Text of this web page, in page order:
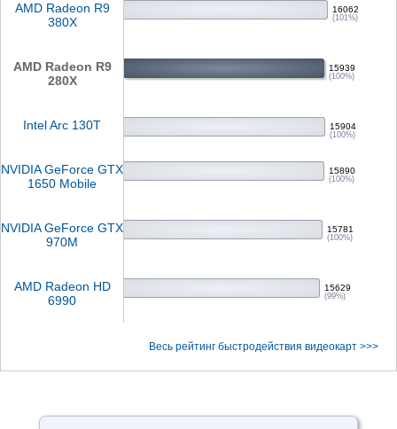
AMD Radeon R9
380X
16062
(101%)
AMD Radeon R9
280X
15939
(100%)
Intel Arc 130T 15904
(100%)
NVIDIA GeForce GTX
1650 Mobile
15890
(100%)
NVIDIA GeForce GTX
970M
15781
(100%)
AMD Radeon HD
6990
15629
(99%)
Весь рейтинг быстродействия видеокарт >>>